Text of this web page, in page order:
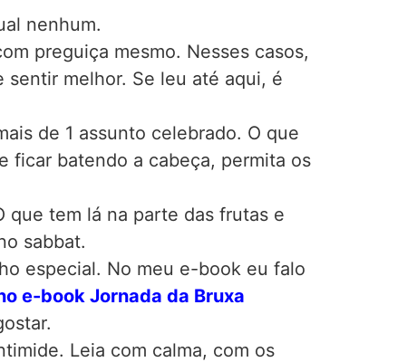
nenhum.
preguiça mesmo. Nesses casos,
sentir melhor. Se leu até aqui, é
de 1 assunto celebrado. O que
ficar batendo a cabeça, permita os
que tem lá na parte das frutas e
sabbat.
especial. No meu e-book eu falo
e-book Jornada da Bruxa
Leia com calma, com os